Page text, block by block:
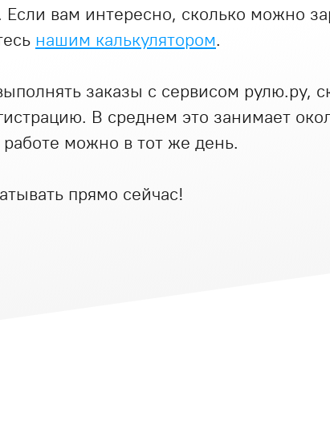
вам интересно, сколько можно
нашим калькулятором.
заказы с сервисом рулю.ру,
В среднем это занимает
работе можно в тот же день.
прямо сейчас!